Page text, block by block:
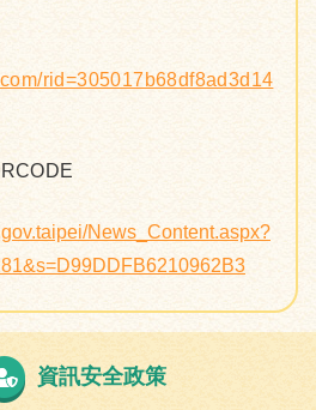
rid=305017b68df8ad3d14
News_Content.aspx?
資訊安全政策